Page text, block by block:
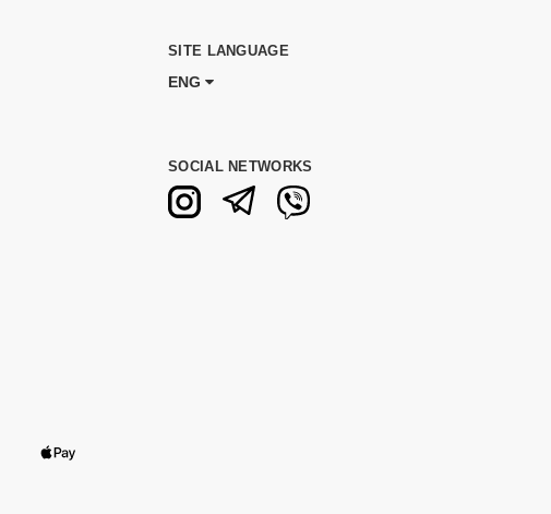
SITE LANGUAGE
ENG
SOCIAL NETWORKS